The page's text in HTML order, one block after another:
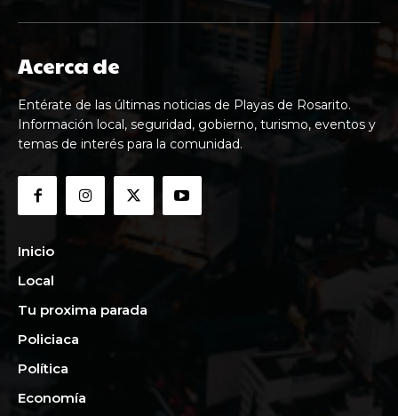
Acerca de
Entérate de las últimas noticias de Playas de Rosarito.
Información local, seguridad, gobierno, turismo, eventos y
temas de interés para la comunidad.
Inicio
Local
Tu proxima parada
Policiaca
Política
Economía